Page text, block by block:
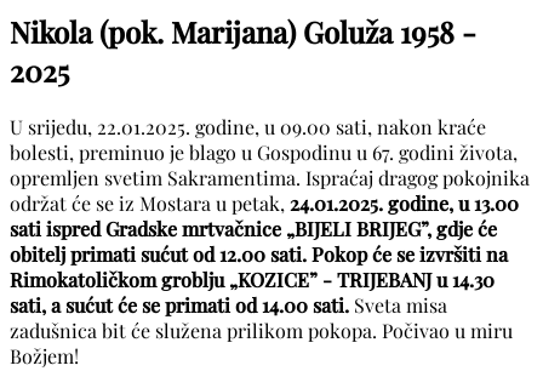
Nikola (pok. Marijana) Goluža1958 -
2025
U srijedu, 22.01.2025. godine, u 09.00 sati, nakon kraće
bolesti, preminuo je blago u Gospodinu u 67. godini života,
opremljen svetim Sakramentima. Ispraćaj dragog pokojnika
održat će se iz Mostara u petak, 24.01.2025. godine, u 13.00
sati ispred Gradske mrtvačnice „BIJELI BRIJEG”, gdje će
obitelj primati sućut od 12.00 sati.Pokop će se izvršiti na
Rimokatoličkom groblju „KOZICE” - TRIJEBANJ u 14.30
sati, a sućut će se primati od 14.00 sati. Sveta misa
zadušnica bit će služena prilikom pokopa. Počivao u miru
Božjem!